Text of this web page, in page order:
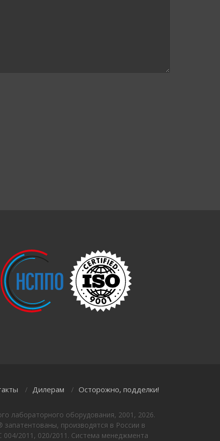
/ Дилерам / Осторожно, подделки!
лабораторного оборудования, 2001, 2026.
производятся в России в
2011, 020/2011. Система менеджмента